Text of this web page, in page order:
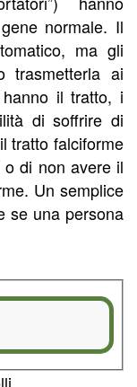
normale. Il
ma gli
trasmetterla ai
il tratto, i
di soffrire di
tratto falciforme
di non avere il
Un semplice
se una persona